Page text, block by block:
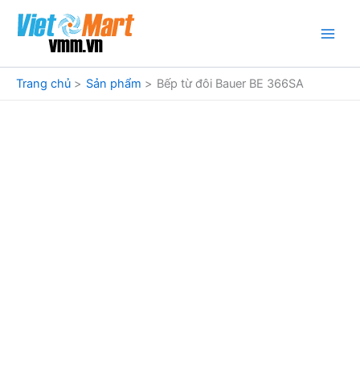
dung
Trang chủ
Sản phẩm Bếp từ đôi Bauer BE 366SA